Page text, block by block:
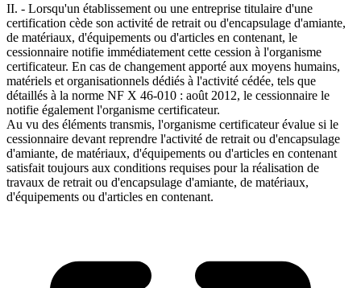
II. - Lorsqu'un établissement ou une entreprise titulaire d'une
certification cède son activité de retrait ou d'encapsulage d'amiante,
de matériaux, d'équipements ou d'articles en contenant, le
cessionnaire notifie immédiatement cette cession à l'organisme
certificateur. En cas de changement apporté aux moyens humains,
matériels et organisationnels dédiés à l'activité cédée, tels que
détaillés à la norme NF X 46-010 : août 2012, le cessionnaire le
notifie également l'organisme certificateur.
Au vu des éléments transmis, l'organisme certificateur évalue si le
cessionnaire devant reprendre l'activité de retrait ou d'encapsulage
d'amiante, de matériaux, d'équipements ou d'articles en contenant
satisfait toujours aux conditions requises pour la réalisation de
travaux de retrait ou d'encapsulage d'amiante, de matériaux,
d'équipements ou d'articles en contenant.